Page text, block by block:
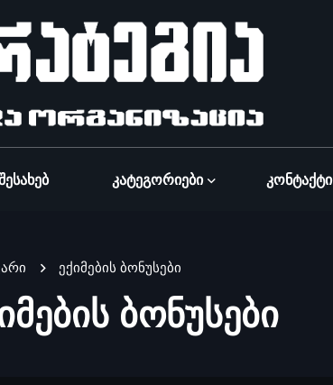
Კატეგორიები Კონტაქტი
ექიმების ბონუსები
ბონუსები